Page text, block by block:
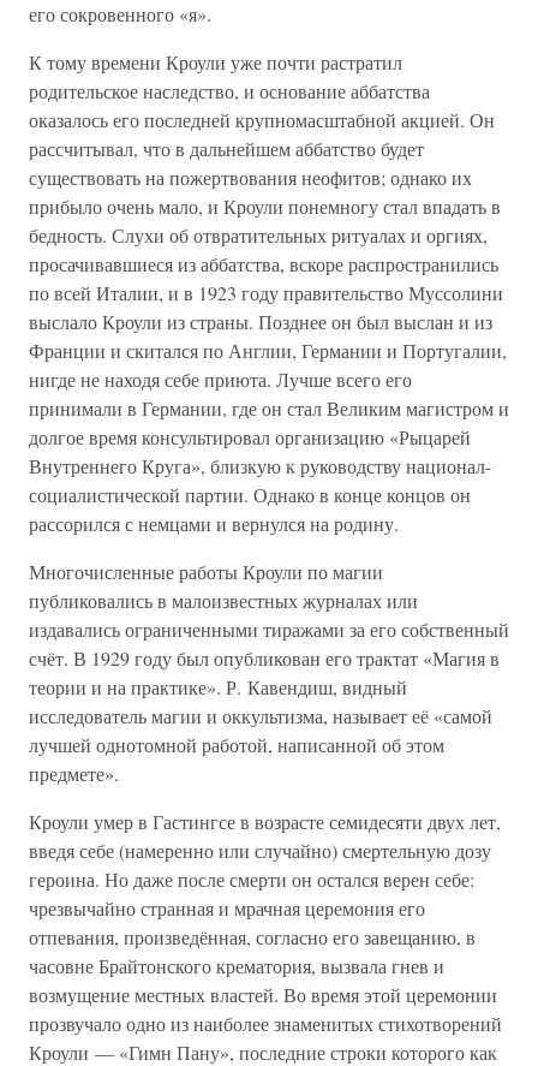
его сокровенного «я».
К тому времени Кроули уже почти растратил
родительское наследство, и основание аббатства
оказалось его последней крупномасштабной акцией. Он
рассчитывал, что в дальнейшем аббатство будет
существовать на пожертвования неофитов; однако их
прибыло очень мало, и Кроули понемногу стал впадать в
бедность. Слухи об отвратительных ритуалах и оргиях,
просачивавшиеся из аббатства, вскоре распространились
по всей Италии, и в 1923 году правительство Муссолини
выслало Кроули из страны. Позднее он был выслан и из
Франции и скитался по Англии, Германии и Португалии,
нигде не находя себе приюта. Лучше всего его
принимали в Германии, где он стал Великим магистром и
долгое время консультировал организацию «Рыцарей
Внутреннего Круга», близкую к руководству национал-
социалистической партии. Однако в конце концов он
рассорился с немцами и вернулся на родину.
Многочисленные работы Кроули по магии
публиковались в малоизвестных журналах или
издавались ограниченными тиражами за его собственный
счёт. В 1929 году был опубликован его трактат «Магия в
теории и на практике». Р. Кавендиш, видный
исследователь магии и оккультизма, называет её «самой
лучшей однотомной работой, написанной об этом
предмете».
Кроули умер в Гастингсе в возрасте семидесяти двух лет,
введя себе (намеренно или случайно) смертельную дозу
героина. Но даже после смерти он остался верен себе:
чрезвычайно странная и мрачная церемония его
отпевания, произведённая, согласно его завещанию, в
часовне Брайтонского крематория, вызвала гнев и
возмущение местных властей. Во время этой церемонии
прозвучало одно из наиболее знаменитых стихотворений
Кроули — «Гимн Пану», последние строки которого как